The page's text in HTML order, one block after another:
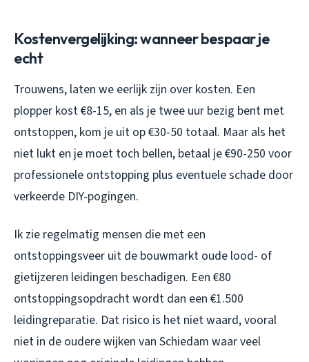
Kostenvergelijking: wanneer bespaar je
echt
Trouwens, laten we eerlijk zijn over kosten. Een
plopper kost €8-15, en als je twee uur bezig bent met
ontstoppen, kom je uit op €30-50 totaal. Maar als het
niet lukt en je moet toch bellen, betaal je €90-250 voor
professionele ontstopping plus eventuele schade door
verkeerde DIY-pogingen.
Ik zie regelmatig mensen die met een
ontstoppingsveer uit de bouwmarkt oude lood- of
gietijzeren leidingen beschadigen. Een €80
ontstoppingsopdracht wordt dan een €1.500
leidingreparatie. Dat risico is het niet waard, vooral
niet in de oudere wijken van Schiedam waar veel